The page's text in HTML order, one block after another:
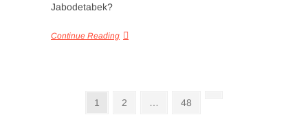
Jabodetabek?
Continue Reading
Page
1 Page
2 … Page
48